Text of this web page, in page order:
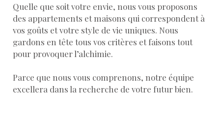
Quelle que soit votre envie, nous vous proposons
des appartements et maisons qui correspondent à
vos goûts et votre style de vie uniques. Nous
gardons en tête tous vos critères et faisons tout
pour provoquer l’alchimie.
Parce que nous vous comprenons, notre équipe
excellera dans la recherche de votre futur bien.